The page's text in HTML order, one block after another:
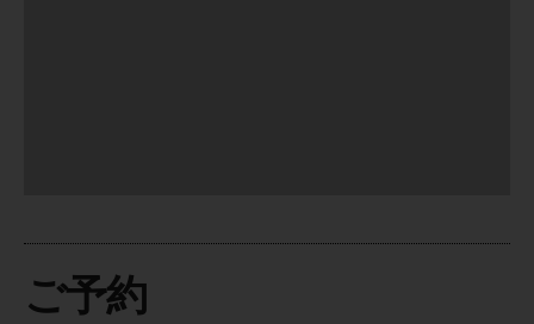
ご予約